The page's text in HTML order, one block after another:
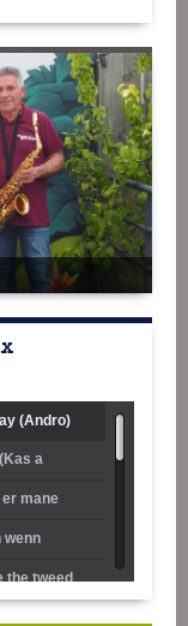
(Andro)
a
er mane
wenn
the tweed